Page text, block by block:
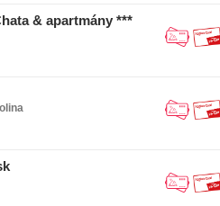
& apartmány ***